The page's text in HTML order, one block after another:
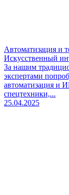
Автоматизация и
Искусственный
За нашим
экспертами
автоматизация и
спецтехники,...
25.04.2025